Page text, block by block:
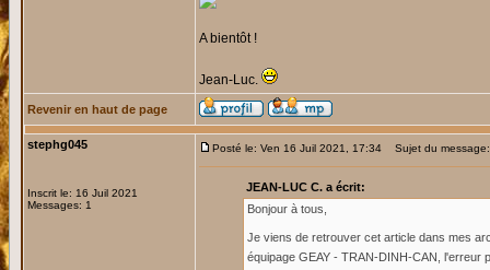
A bientôt !
Jean-Luc.
Revenir en haut de page
stephg045
Inscrit le: 16 Juil 2021
Messages: 1
Posté le: Ven 16 Juil 2021, 17:34 Sujet du
JEAN-LUC C. a écrit:
Bonjour à tous,
Je viens de retrouver cet article dans mes
équipage GEAY - TRAN-DINH-CAN, l'erreur